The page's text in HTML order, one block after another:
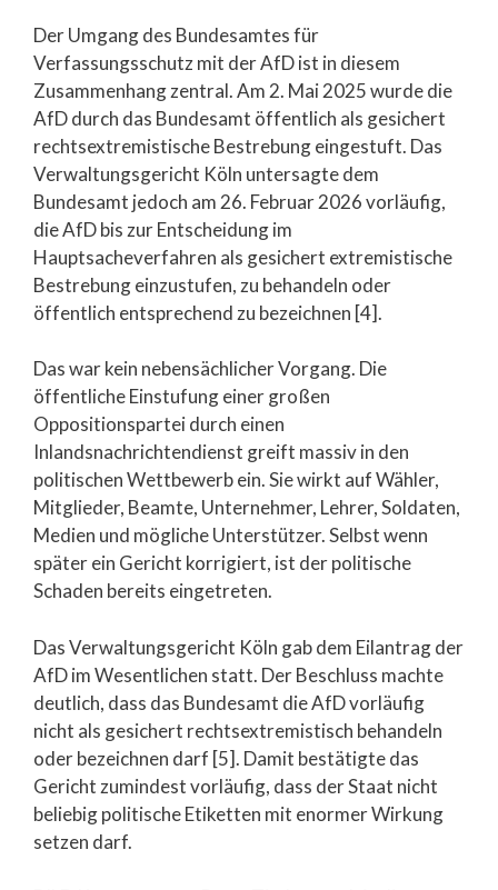
Der Umgang des Bundesamtes für
Verfassungsschutz mit der AfD ist in diesem
Zusammenhang zentral. Am 2. Mai 2025 wurde die
AfD durch das Bundesamt öffentlich als gesichert
rechtsextremistische Bestrebung eingestuft. Das
Verwaltungsgericht Köln untersagte dem
Bundesamt jedoch am 26. Februar 2026 vorläufig,
die AfD bis zur Entscheidung im
Hauptsacheverfahren als gesichert extremistische
Bestrebung einzustufen, zu behandeln oder
öffentlich entsprechend zu bezeichnen [4].
Das war kein nebensächlicher Vorgang. Die
öffentliche Einstufung einer großen
Oppositionspartei durch einen
Inlandsnachrichtendienst greift massiv in den
politischen Wettbewerb ein. Sie wirkt auf Wähler,
Mitglieder, Beamte, Unternehmer, Lehrer, Soldaten,
Medien und mögliche Unterstützer. Selbst wenn
später ein Gericht korrigiert, ist der politische
Schaden bereits eingetreten.
Das Verwaltungsgericht Köln gab dem Eilantrag der
AfD im Wesentlichen statt. Der Beschluss machte
deutlich, dass das Bundesamt die AfD vorläufig
nicht als gesichert rechtsextremistisch behandeln
oder bezeichnen darf [5]. Damit bestätigte das
Gericht zumindest vorläufig, dass der Staat nicht
beliebig politische Etiketten mit enormer Wirkung
setzen darf.